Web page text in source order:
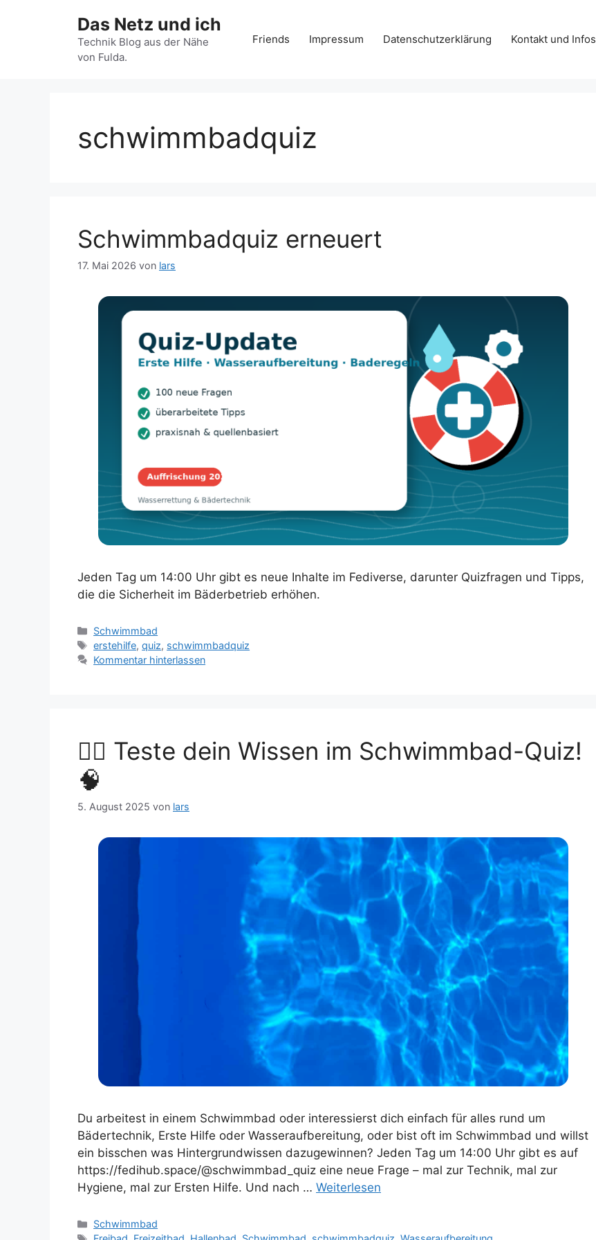
Das Netz und ich
Technik Blog aus der Nähe
von Fulda.
Friends Impressum Datenschutzerklärung Kontakt und Infos
schwimmbadquiz
Schwimmbadquiz erneuert
17. Mai 2026 von lars
Jeden Tag um 14:00 Uhr gibt es neue Inhalte im Fediverse, darunter Quizfragen und Tipps,
die die Sicherheit im Bäderbetrieb erhöhen.
Kategorien
Schwimmbad
Schlagwörter
erstehilfe,quiz, schwimmbadquiz
Kommentar hinterlassen
🏊‍♂️ Teste dein Wissen im Schwimmbad-Quiz!
🧠
5. August 2025 von lars
Du arbeitest in einem Schwimmbad oder interessierst dich einfach für alles rund um
Bädertechnik, Erste Hilfe oder Wasseraufbereitung, oder bist oft im Schwimmbad und willst
ein bisschen was Hintergrundwissen dazugewinnen? Jeden Tag um 14:00 Uhr gibt es auf
https://fedihub.space/@schwimmbad_quiz eine neue Frage – mal zur Technik, mal zur
Hygiene, mal zur Ersten Hilfe. Und nach … Weiterlesen
Kategorien
Schwimmbad